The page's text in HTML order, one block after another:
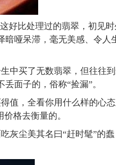
好比处理过的翡翠，初见时
暗哑呆滞，毫无美感、令人
中买了无数翡翠，但往往
面子的，俗称“捡漏”。
值，全看你用什么样的心
格去衡量的。
灰尘美其名曰“赶时髦”的蠢